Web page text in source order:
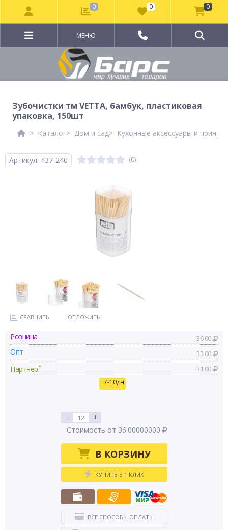
МЕНЮ
Зубочистки тм VETTA, бамбук, пластиковая
упаковка, 150шт
Каталог Дом и сад Кухонные аксессуары и
Артикул: 437-240 (0)
СРАВНИТЬ ОТЛОЖИТЬ
Розница 36.00
Опт 33.00
Партнер* 31.00
7-10дн
-
+
Стоимость от 36.00000000
В КОРЗИНУ
КУПИТЬ В 1 КЛИК
ВСЕ СПОСОБЫ ОПЛАТЫ
0 0 0